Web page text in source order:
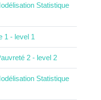
Statistique
1 - level 1
2 - level 2
Statistique